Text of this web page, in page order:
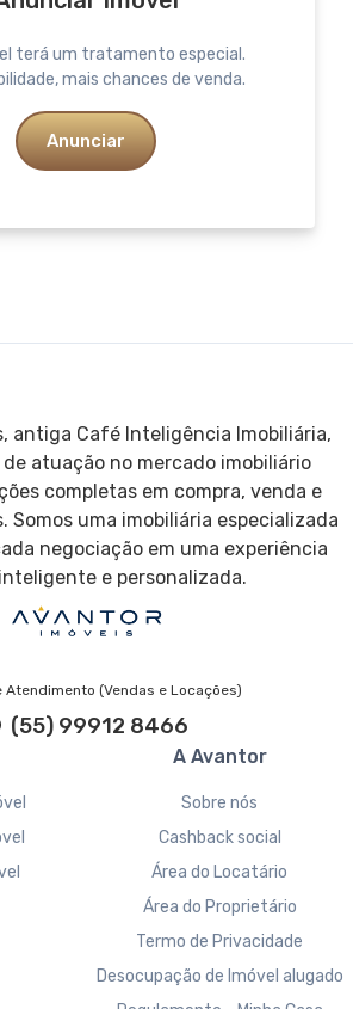
terá um tratamento especial.
mais chances de venda.
Anunciar
antiga Café Inteligência Imobiliária,
de atuação no mercado imobiliário
completas em compra, venda e
Somos uma imobiliária especializada
negociação em uma experiência
e personalizada.
Atendimento (Vendas e Locações)
(55) 99912 8466
A Avantor
Sobre nós
Cashback social
Área do Locatário
Área do Proprietário
Termo de Privacidade
Desocupação de Imóvel alugado